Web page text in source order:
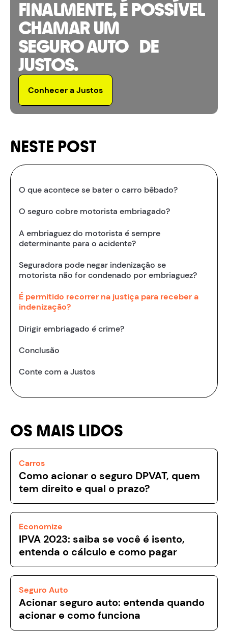
FINALMENTE, É POSSÍVEL
CHAMAR UM
SEGURO AUTO DE
JUSTOS.
Conhecer a Justos
NESTE POST
O que acontece se bater o carro bêbado?
O seguro cobre motorista embriagado?
A embriaguez do motorista é sempre
determinante para o acidente?
Seguradora pode negar indenização se
motorista não for condenado por embriaguez?
É permitido recorrer na justiça para receber a
indenização?
Dirigir embriagado é crime?
Conclusão
Conte com a Justos
OS MAIS LIDOS
Carros
Como acionar o seguro DPVAT, quem
tem direito e qual o prazo?
Economize
IPVA 2023: saiba se você é isento,
entenda o cálculo e como pagar
Seguro Auto
Acionar seguro auto: entenda quando
acionar e como funciona